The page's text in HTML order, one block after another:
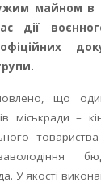
майном в
дії
що
міськради –
У якості